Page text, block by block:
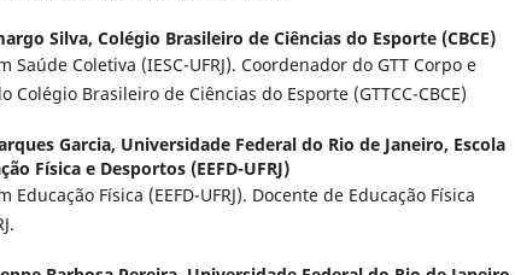
Silva, Colégio Brasileiro de Ciências do Esporte (CBCE)
Saúde Coletiva (IESC-UFRJ). Coordenador do GTT Corpo e
Colégio Brasileiro de Ciências do Esporte (GTTCC-CBCE)
Garcia, Universidade Federal do Rio de Janeiro, Escola
Física e Desportos (EEFD-UFRJ)
Educação Física (EEFD-UFRJ). Docente de Educação Física